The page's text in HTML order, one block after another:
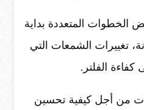
الخطوات المتعددة بداية
تغييرات الشمعات التي
الفلتر.
من أجل كيفية تحسين